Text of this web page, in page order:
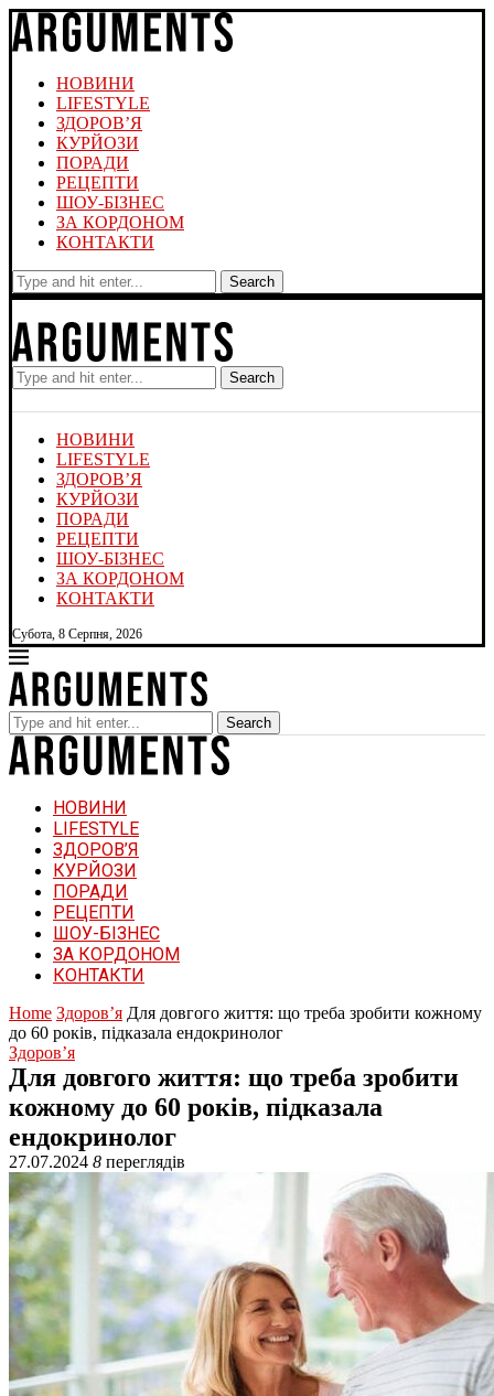
НОВИНИ
LIFESTYLE
ЗДОРОВ’Я
КУРЙОЗИ
ПОРАДИ
РЕЦЕПТИ
ШОУ-БІЗНЕС
ЗА КОРДОНОМ
КОНТАКТИ
Search
Search
НОВИНИ
LIFESTYLE
ЗДОРОВ’Я
КУРЙОЗИ
ПОРАДИ
РЕЦЕПТИ
ШОУ-БІЗНЕС
ЗА КОРДОНОМ
КОНТАКТИ
Субота, 8 Серпня, 2026
Search
НОВИНИ
LIFESTYLE
ЗДОРОВ’Я
КУРЙОЗИ
ПОРАДИ
РЕЦЕПТИ
ШОУ-БІЗНЕС
ЗА КОРДОНОМ
КОНТАКТИ
Home Здоров’я Для довгого життя: що треба зробити кожному
до 60 років, підказала ендокринолог
Здоров’я
Для довгого життя: що треба зробити
кожному до 60 років, підказала
ендокринолог
27.07.2024 8 переглядів